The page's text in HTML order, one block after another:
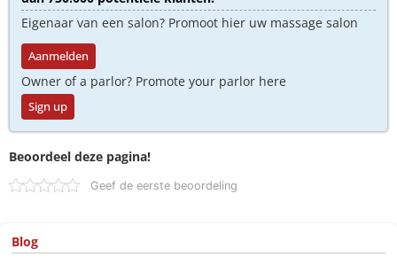
Eigenaar van een salon? Promoot hier uw massage salon
Aanmelden
Owner of a parlor? Promote your parlor here
Sign up
Beoordeel deze pagina!
Geef de eerste beoordeling
Blog